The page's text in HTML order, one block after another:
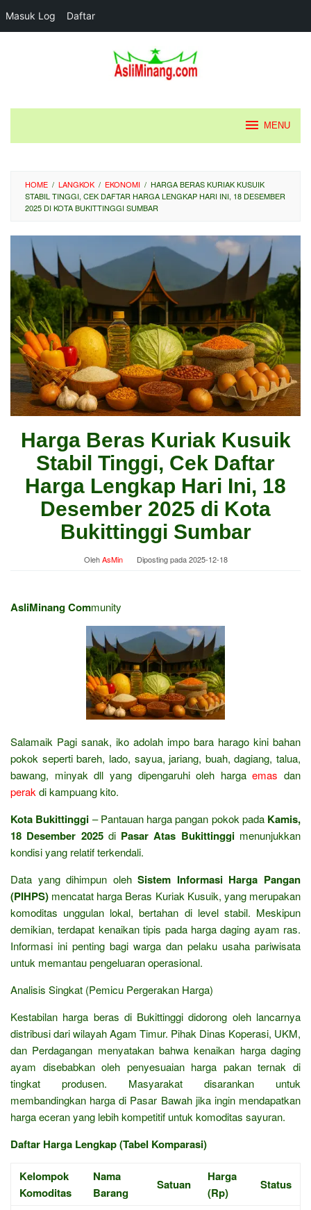
Masuk Log Daftar
MENU
HOME / LANGKOK / EKONOMI / HARGA BERAS KURIAK KUSUIK
STABIL TINGGI, CEK DAFTAR HARGA LENGKAP HARI INI, 18 DESEMBER
2025 DI KOTA BUKITTINGGI SUMBAR
Harga Beras Kuriak Kusuik
Stabil Tinggi, Cek Daftar
Harga Lengkap Hari Ini, 18
Desember 2025 di Kota
Bukittinggi Sumbar
OlehAsMin Diposting pada2025-12-18
AsliMinang Community
Salamaik Pagi sanak, iko adolah impo bara harago kini bahan
pokok seperti bareh, lado, sayua, jariang, buah, dagiang, talua,
bawang, minyak dll yang dipengaruhi oleh hargaemas dan
perak di kampuang kito.
Kota Bukittinggi – Pantauan harga pangan pokok pada Kamis,
18 Desember 2025di Pasar Atas Bukittinggimenunjukkan
kondisi yang relatif terkendali.
Data yang dihimpun olehSistem Informasi Harga Pangan
(PIHPS) mencatat harga Beras Kuriak Kusuik, yang merupakan
komoditas unggulan lokal, bertahan di level stabil. Meskipun
demikian, terdapat kenaikan tipis pada harga daging ayam ras.
Informasi ini penting bagi warga dan pelaku usaha pariwisata
untuk memantau pengeluaran operasional.
Analisis Singkat (Pemicu Pergerakan Harga)
Kestabilan harga beras di Bukittinggi didorong oleh lancarnya
distribusi dari wilayah Agam Timur. Pihak Dinas Koperasi, UKM,
dan Perdagangan menyatakan bahwa kenaikan harga daging
ayam disebabkan oleh penyesuaian harga pakan ternak di
tingkat produsen. Masyarakat disarankan untuk
membandingkan harga di Pasar Bawah jika ingin mendapatkan
harga eceran yang lebih kompetitif untuk komoditas sayuran.
Daftar Harga Lengkap (Tabel Komparasi)
Kelompok
Komoditas
Nama
Barang
Satuan
Harga
(Rp)
Status